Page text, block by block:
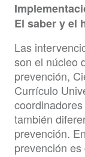
El saber y el
Las
son el núcleo
prevención,
Currículo
también
prevención.
prevención